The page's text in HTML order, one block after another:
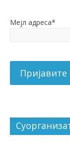
Мејл адреса*